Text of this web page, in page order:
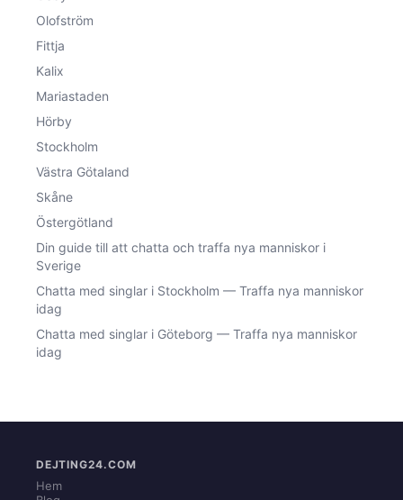
Olofström
Fittja
Kalix
Mariastaden
Hörby
Stockholm
Västra Götaland
Skåne
Östergötland
Din guide till att chatta och traffa nya manniskor i
Sverige
Chatta med singlar i Stockholm — Traffa nya manniskor
idag
Chatta med singlar i Göteborg — Traffa nya manniskor
idag
DEJTING24.COM
Hem